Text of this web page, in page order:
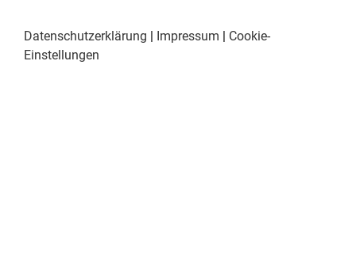
Datenschutzerklärung | Impressum | Cookie-
Einstellungen